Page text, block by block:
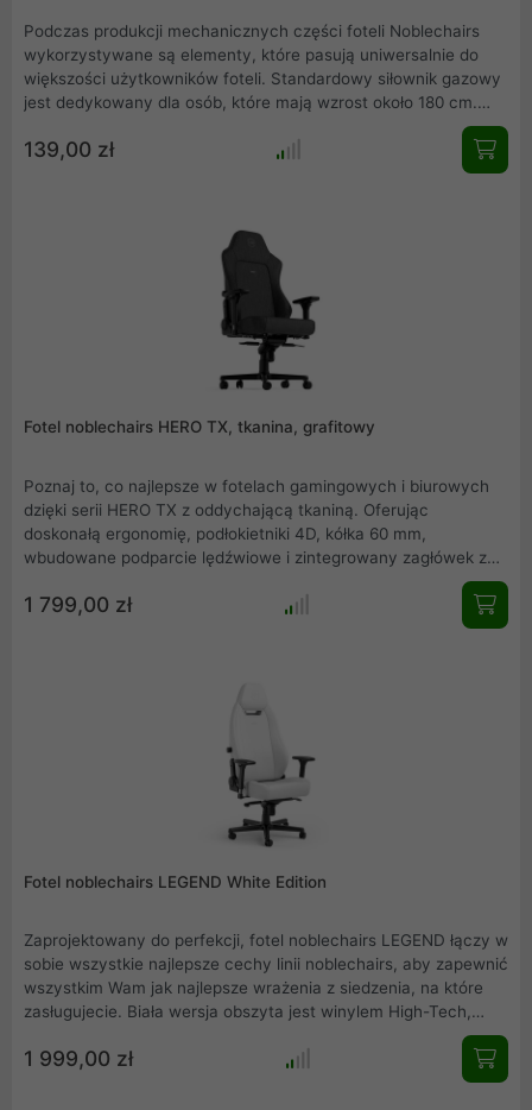
Podczas produkcji mechanicznych części foteli Noblechairs
wykorzystywane są elementy, które pasują uniwersalnie do
większości użytkowników foteli. Standardowy siłownik gazowy
jest dedykowany dla osób, które mają wzrost około 180 cm.
Dzięki regulacji wysokości w zakresie 10 cm jest również on
idealny dla osób wyższych. Jednakże oferowany siłownik o
139,00 zł
Fotel noblechairs HERO TX, tkanina, grafitowy
Poznaj to, co najlepsze w fotelach gamingowych i biurowych
dzięki serii HERO TX z oddychającą tkaniną. Oferując
doskonałą ergonomię, podłokietniki 4D, kółka 60 mm,
wbudowane podparcie lędźwiowe i zintegrowany zagłówek z
antracytowym jest idealnym towarzyszem każdej konfiguracji.
1 799,00 zł
Fotel noblechairs LEGEND White Edition
Zaprojektowany do perfekcji, fotel noblechairs LEGEND łączy w
sobie wszystkie najlepsze cechy linii noblechairs, aby zapewnić
wszystkim Wam jak najlepsze wrażenia z siedzenia, na które
zasługujecie. Biała wersja obszyta jest winylem High-Tech,
trwałym, oddychającym, łatwym do czyszczenia. Tapicerka z
zimnej pianki, podłokietniki 4D i wyjątkowa ergonomia
uzupełniają fotel z serii LEGEND, który wytrzymuje obciążenia
1 999,00 zł